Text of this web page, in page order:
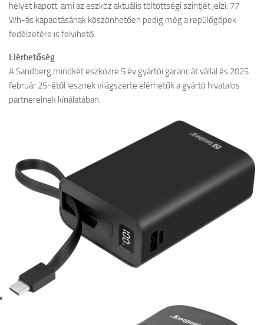
helyet kapott, ami az eszköz aktuális töltöttségi szintjét jelzi. 77
Wh-ás kapacitásának köszönhetően pedig még a repülőgépek
fedélzetére is felvihető.
Elérhetőség
A Sandberg mindkét eszközre 5 év gyártói garanciát vállal és 2025.
február 25-étől lesznek világszerte elérhetők a gyártó hivatalos
partnereinek kínálatában.